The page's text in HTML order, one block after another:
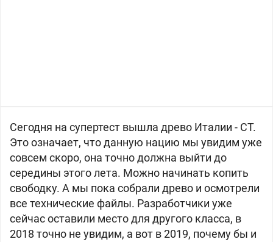
Сегодня на супертест вышла древо Италии - СТ.
Это означает, что данную нацию мы увидим уже
совсем скоро, она точно должна выйти до
середины этого лета. Можно начинать копить
свободку. А мы пока собрали древо и осмотрели
все технические файлы. Разработчики уже
сейчас оставили место для другого класса, в
2018 точно не увидим, а вот в 2019, почему бы и